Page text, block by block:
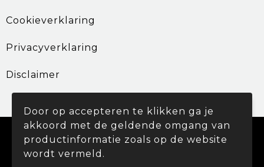
Cookieverklaring
Privacyverklaring
Disclaimer
© Copyright Promohouse 2024
Door op accepteren te klikken ga je
akkoord met de geldende omgang van
productinformatie zoals op de website
wordt vermeld.